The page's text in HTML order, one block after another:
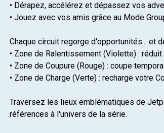
• Dérapez, accélérez et dépassez vos
• Jouez avec vos amis grâce au Mode
Chaque circuit regorge d'opportunités... et
• Zone de Ralentissement (Violette) :
• Zone de Coupure (Rouge) : coupe
• Zone de Charge (Verte) : recharge votre
Traversez les lieux emblématiques de
références à l'univers de la série.